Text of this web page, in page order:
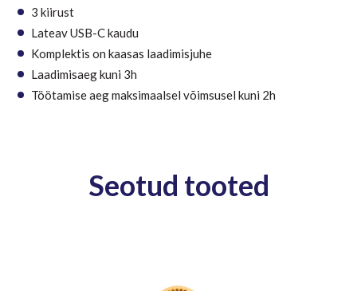
3 kiirust
Lateav USB-C kaudu
Komplektis on kaasas laadimisjuhe
Laadimisaeg kuni 3h
Töötamise aeg maksimaalsel võimsusel kuni 2h
Seotud tooted